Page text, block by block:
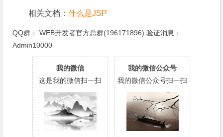
相关文档：什么是JSP
QQ群：WEB开发者官方总群(196171896) 验证消息：
Admin10000
我的微信
这是我的微信扫一扫
我的微信公众号
我的微信公众号扫一扫